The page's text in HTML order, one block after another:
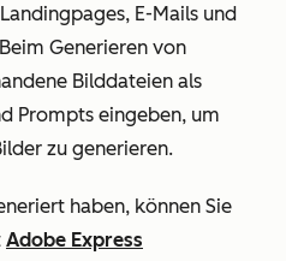
E-Mails und
Generieren von
Bilddateien als
Prompts eingeben, um
zu generieren.
haben, können Sie
Adobe Express